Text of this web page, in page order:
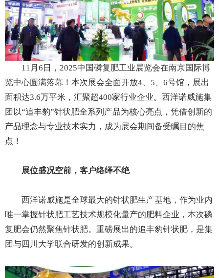
11月6日，2025中国磷复肥工业展览会在南京国际博
览中心圆满落幕！本次展会全面开放4、5、6号馆，展出
面积达3.6万平米，汇聚超400家行业企业。西洋诺威施集
团以“追丰豹”针状肥全系列产品为核心亮点，凭借创新的
产品理念与专业技术实力，成为展会期间备受瞩目的焦
点！
展位盛况空前，客户络绎不绝
西洋诺威施是全球最大的针状肥生产基地，作为业内
唯一掌握针状肥工艺技术规模化量产的肥料企业，本次磷
复肥会仍然聚焦针状肥。重磅展出的追丰豹针状肥，是集
团与四川大学联合研发的创新成果。